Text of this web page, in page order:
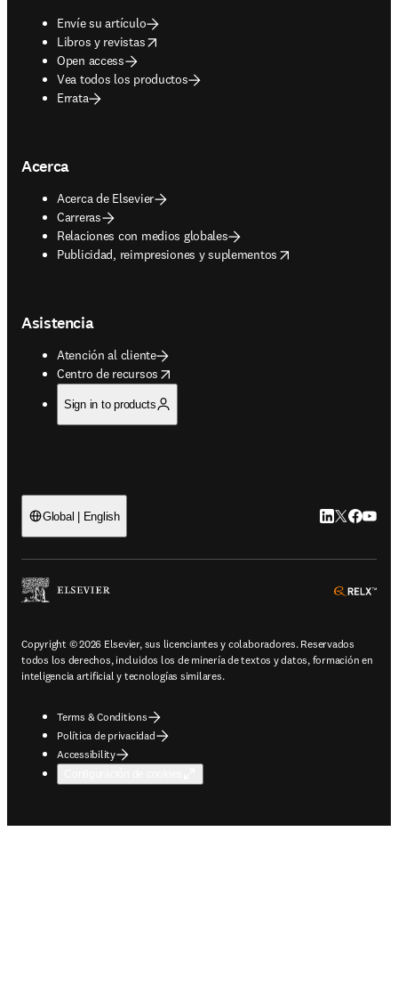
Envíe su artículo
Libros y revistas
opens in new tab/window
Open access
Vea todos los productos
Errata
Acerca
Acerca de Elsevier
Carreras
Relaciones con medios globales
Publicidad, reimpresiones y suplementos
opens in new tab/window
Asistencia
Atención al cliente
Centro de recursos
opens in new tab/window
Sign in to products
Global | English LinkedIn se
Twitter se
Copyright © 2026 Elsevier, sus licenciantes y colaboradores. Reservados
todos los derechos, incluidos los de minería de textos y datos, formación en
inteligencia artificial y tecnologías similares.
Terms & Conditions
Política de privacidad
Accessibility